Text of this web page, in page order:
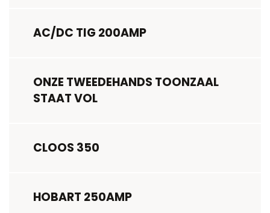
AC/DC TIG 200AMP
ONZE TWEEDEHANDS TOONZAAL
STAAT VOL
CLOOS 350
HOBART 250AMP